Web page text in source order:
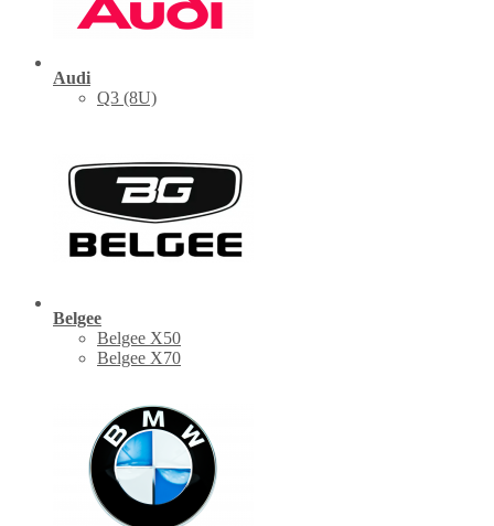
Audi
Q3 (8U)
Belgee
Belgee X50
Belgee X70